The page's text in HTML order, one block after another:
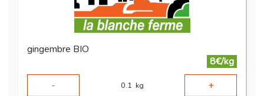
gingembre BIO
8€/kg
-
0.1 kg +